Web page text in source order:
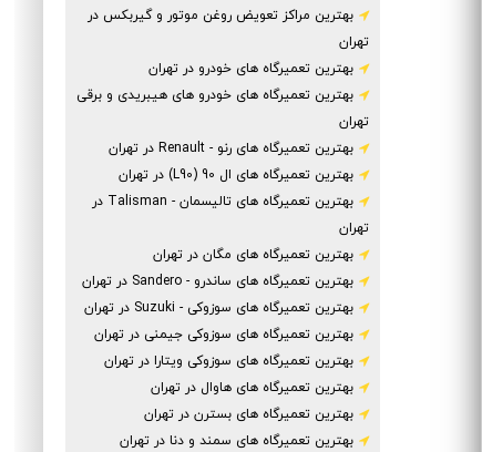
بهترین مراکز تعویض روغن موتور و گیربکس در
تهران
بهترین تعمیرگاه های خودرو در تهران
بهترین تعمیرگاه های خودرو های هیبریدی و برقی
تهران
بهترین تعمیرگاه های رنو - Renault در تهران
بهترین تعمیرگاه های ال 90 (L90) در تهران
بهترین تعمیرگاه های تالیسمان - Talisman در
تهران
بهترین تعمیرگاه های مگان در تهران
بهترین تعمیرگاه های ساندرو - Sandero در تهران
بهترین تعمیرگاه های سوزوکی - Suzuki در تهران
بهترین تعمیرگاه های سوزوکی جیمنی در تهران
بهترین تعمیرگاه های سوزوکی ویتارا در تهران
بهترین تعمیرگاه های هاوال در تهران
بهترین تعمیرگاه های بسترن در تهران
بهترین تعمیرگاه های سمند و دنا در تهران